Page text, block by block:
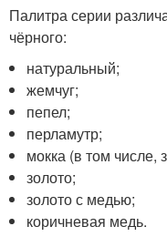
Палитра серии
чёрного:
натуральный;
жемчуг;
пепел;
перламутр;
мокка (в том числе,
золото;
золото с медью;
коричневая медь.